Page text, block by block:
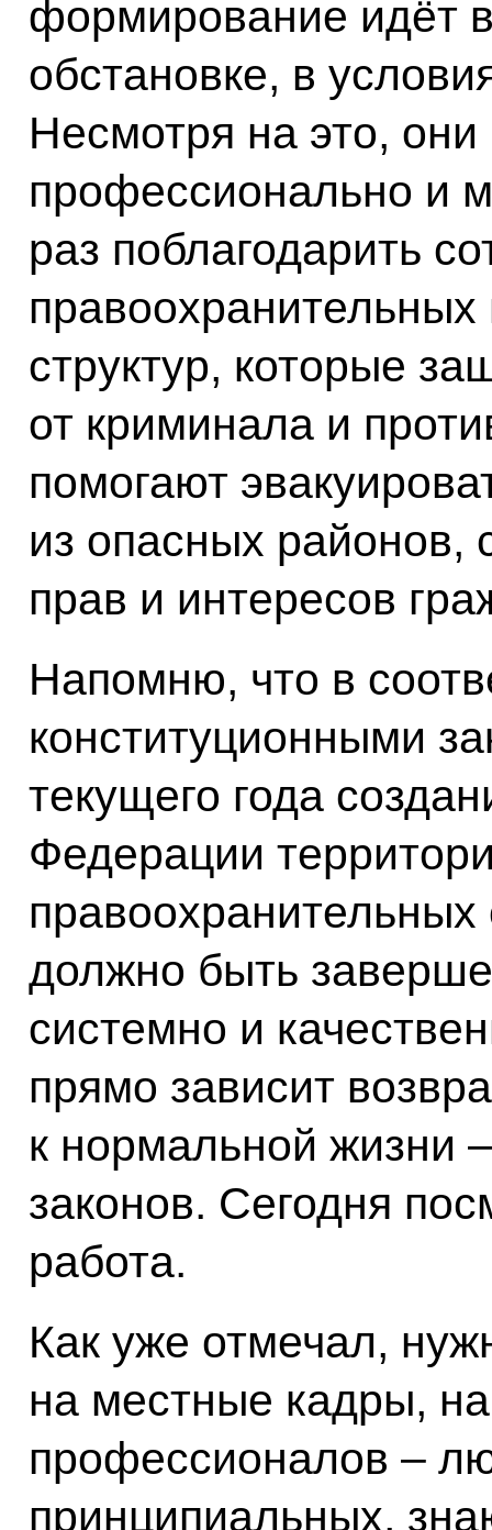
формирование идёт
обстановке, в
Несмотря на это,
профессионально и
раз поблагодарить
структур, которые
от криминала и
помогают
из опасных районов,
прав и интересов
Напомню, что в
конституционными
текущего года
Федерации
должно быть
системно и
прямо зависит
к нормальной жизни
законов. Сегодня
работа.
Как уже отмечал,
на местные кадры,
профессионалов –
принципиальных,